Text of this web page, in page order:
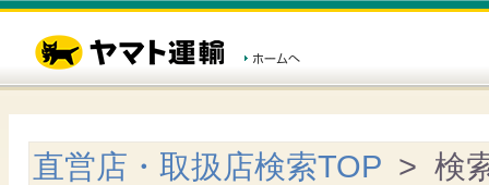
直営店・取扱店検索TOP > 検